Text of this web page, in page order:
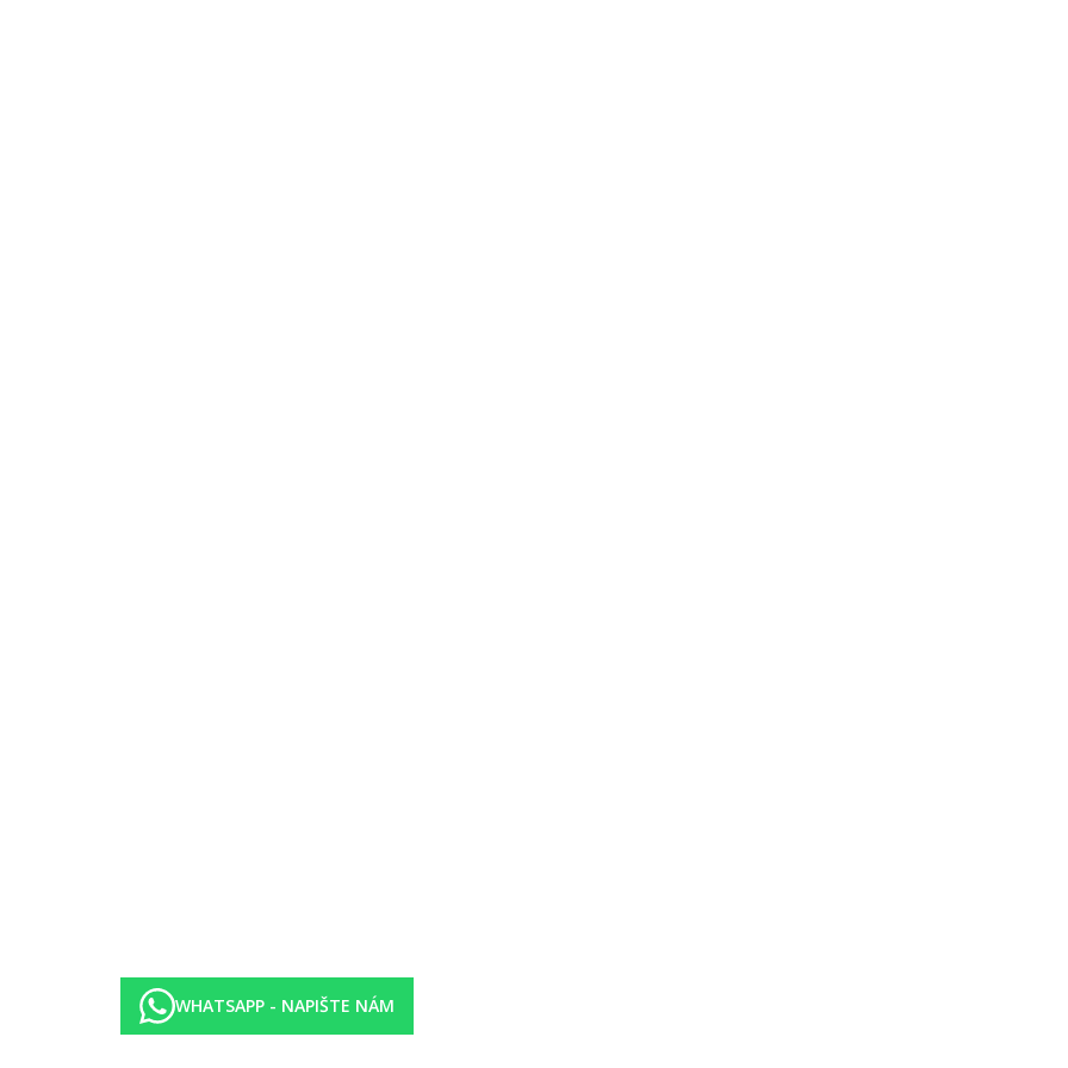
Wi-Fi je hotelovým hostům k dispozici zdarma. Novomanželům nabízí hotel speciální romantické pokrmy v restauraci. Dále má hotel
výtah a vstup a částečně bezbariérové koupelny. Pokojový servis, služba žehlení prádla a concierge služba jsou zdarma. Služba
vodou a samostatný dětský bazének. Zde jsou k dispozici lehátka (zdarma).
ve vybraných restauracích. Voda, národní alkoholické nápoje a koktejly v určitých hodinách. Pivo (10:00 - 23:00 hod.), víno (10:00 - 23:00
kauci). Dřívější přihlášení a pozdější odhlášení je možné (dle vytížení/ dispozice).
(zdarma). Golfové hřiště leží 20 km od hotelu. Zábava pro dospělé: živá hudba. Hlídání dětí: babysitting (za poplatek).
služby jsou závislé na ročním období a na místních klimatických podmínkách. Jazyky: angličtina. Kreditní karty: Euro/MasterCard,
pohodlí a relaxaci. Každý pokoj je vybaven vlastním sociálním zařízením a koupelnou se sprchou či vanou. Pokoje disponují také
terasou a jsou plně klimatizovány. V každém pokoji je dostupné WiFi připojení. Pokoje Deluxe jsou prostornější oproti pokoji Superior.
WHATSAPP - NAPIŠTE NÁM